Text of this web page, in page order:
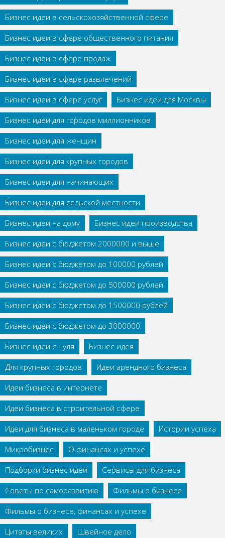
Бизнес идеи в сельскохозяйственной сфере
Бизнес идеи в сфере общественного питания
Бизнес идеи в сфере продаж
Бизнес идеи в сфере развлечений
Бизнес идеи в сфере услуг
Бизнес идеи для Москвы
Бизнес идеи для городов миллионников
Бизнес идеи для женщин
Бизнес идеи для крупных городов
Бизнес идеи для начинающих
Бизнес идеи для сельской местности
Бизнес идеи на дому
Бизнес идеи производства
Бизнес идеи с бюджетом 2000000 и выше
Бизнес идеи с бюджетом до 100000 рублей
Бизнес идеи с бюджетом до 500000 рублей
Бизнес идеи с бюджетом до 1500000 рублей
Бизнес идеи с бюджетом до 3000000
Бизнес идеи с нуля
Бизнес идея
Для крупных городов
Идеи арендного бизнеса
Идеи бизнеса в интернете
Идеи бизнеса в строительной сфере
Идеи для бизнеса в маленьком городе
Истории успеха
Микробизнес
О финансах и успехе
Подборки бизнес идей
Сервисы для бизнеса
Советы по саморазвитию
Фильмы о бизнесе
Фильмы о бизнесе, финансах и успехе
Цитаты великих
Швейное дело